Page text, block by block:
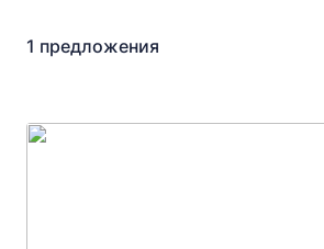
1 предложения